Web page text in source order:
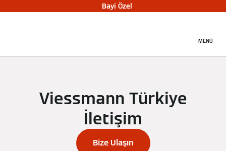
Bayi Özel
MENÜ
Viessmann Türkiye
İletişim
Bize Ulaşın